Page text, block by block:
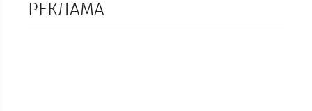
РЕКЛАМА